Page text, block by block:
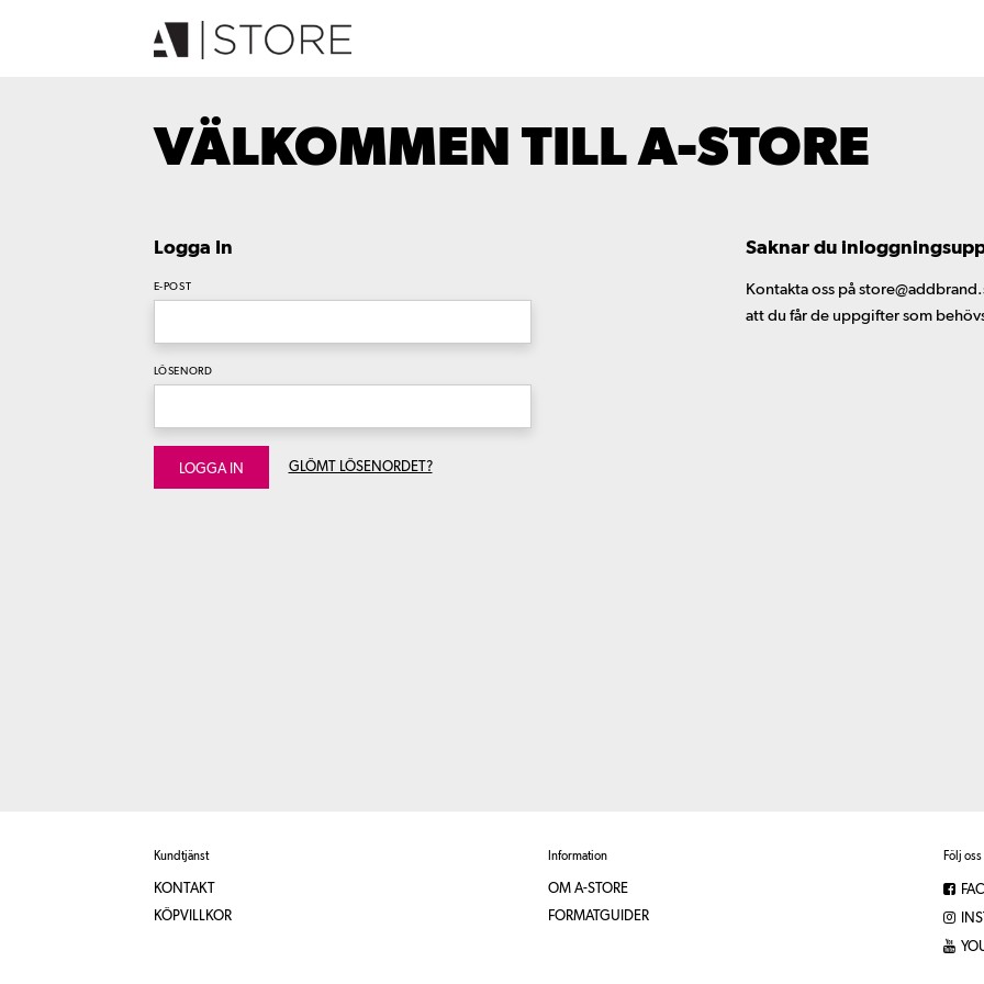
VÄLKOMMEN TILL A-STORE
Logga In
E-POST
LÖSENORD
LOGGA IN GLÖMT LÖSENORDET?
Saknar du
Kontakta oss på
att du får de uppgifter som
Kundtjänst
KONTAKT
KÖPVILLKOR
Information
OM A-STORE
FORMATGUIDER
Följ oss